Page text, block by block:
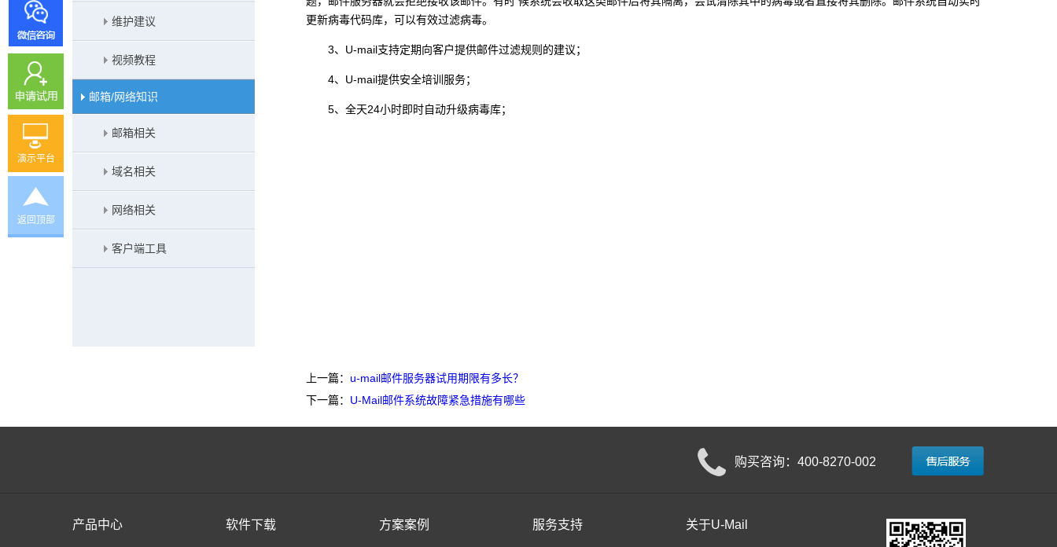
维护建议
视频教程
邮箱/网络知识
邮箱相关
域名相关
网络相关
客户端工具
更新病毒代码库，可以有效过滤病毒。
3、U-mail支持定期向客户提供邮件过滤规则的建议；
4、U-mail提供安全培训服务；
5、全天24小时即时自动升级病毒库；
上一篇： u-mail邮件服务器试用期限有多长？
下一篇： U-Mail邮件系统故障紧急措施有哪些
购买咨询：400-8270-002
产品中心 软件下载 方案案例 服务支持 关于U-Mail
演示平台
返回顶部